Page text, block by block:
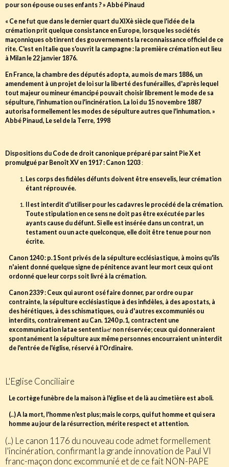
pour son épouse ou ses enfants ? » Abbé Pinaud
« Ce ne fut que dans le dernier quart du XIXè siècle que l'idée de la
crémation prit quelque consistance en Europe, lorsque les sociétés
maçonniques obtinrent des gouvernements la reconnaissance officiel de ce
rite. C'est en Italie que s'ouvrit la campagne : la première crémation eut lieu
à Milan le 22 janvier 1876.
En France, la chambre des députés adopta, au mois de mars 1886, un
amendement à un projet de loi sur la liberté des funérailles, d'après lequel
tout majeur ou mineur émancipé pouvait choisir librement le mode de sa
sépulture, l'inhumation ou l'incinération. La loi du 15 novembre 1887
autorisa formellement les modes de sépulture autres que l'inhumation. »
Abbé Pinaud, Le sel de la Terre, 1998
Dispositions du Code de droit canonique préparé par saint Pie X et
promulgué par Benoît XV en 1917 : Canon 1203:
Les corps des fidèles défunts doivent être ensevelis, leur crémation
étant réprouvée.
Il est interdit d'utiliser pour les cadavres le procédé de la crémation.
Toute stipulation en ce sens ne doit pas être exécutée par les
ayants cause du défunt. Si elle est insérée dans un contrat, un
testament ou un acte quelconque, elle doit être tenue pour non
écrite.
Canon 1240 : p.1 Sont privés de la sépulture ecclésiastique, à moins qu'ils
n'aient donné quelque signe de pénitence avant leur mort ceux qui ont
ordonné que leur corps soit livré à la crémation.
Canon 2339 : Ceux qui auront osé faire donner, par ordre ou par
contrainte, la sépulture ecclésiastique à des infidèles, à des apostats, à
des hérétiques, à des schismatiques, ou à d'autres excommuniés ou
interdits, contrairement au Can. 1240 p.1, contractent une
excommunication latae sententiae' non réservée; ceux qui donneraient
spontanément la sépulture aux même personnes encourraient un interdit
de l'entrée de l'église, réservé à l'Ordinaire.
L'Eglise Conciliaire
Le cortège funèbre de la maison à l'église et de là au cimetière est aboli.
(..) A la mort, l'homme n'est plus; mais le corps, qui fut homme et qui sera
homme au jour de la résurrection, mérite respect et attention.
(..) Le canon 1176 du nouveau code admet formellement
l'incinération, confirmant la grande innovation de Paul VI
franc-maçon donc excommunié et de ce fait NON-PAPE